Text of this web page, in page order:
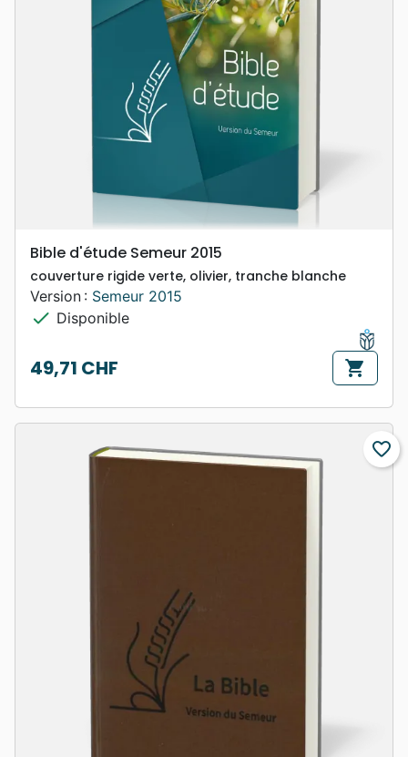
Bible d'étude Semeur 2015
couverture rigide verte, olivier, tranche blanche
Version : Semeur 2015
check Disponible
Prix
49,71 CHF shopping_cart
favorite_border